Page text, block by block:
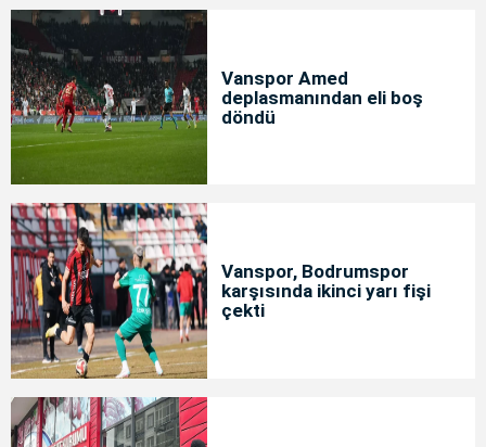
Vanspor Amed
deplasmanından eli boş
döndü
Vanspor, Bodrumspor
karşısında ikinci yarı fişi
çekti